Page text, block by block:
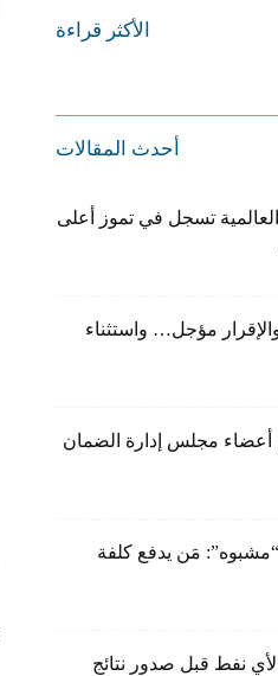
الأكثر قراءة
أحدث المقالات
العالمية تسجل في تموز أعلى
مؤجل… واستثناء
هم أعضاء مجلس إدارة الضمان
مَن يدفع كلفة
لأي نفط قبل صدور نتائج